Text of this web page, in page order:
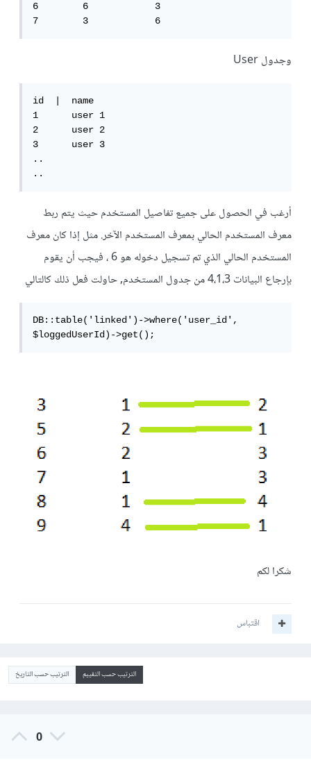
6        6            3
7        3            6
وجدول User
id  |  name
1      user 1
2      user 2
3      user 3
..
..
أرغب في الحصول على جميع تفاصيل المستخدم حيث يتم ربط
معرف المستخدم الحالي بمعرف المستخدم الآخر. مثل إذا كان معرف
المستخدم الحالي الذي تم تسجيل دخوله هو 6 ، فيجب أن يقوم
بإرجاع البيانات 4،1،3 من جدول المستخدم, حاولت فعل ذلك كالتالي
DB::table('linked')->where('user_id',
$loggedUserId)->get();
شكرا لكم
اقتباس
الترتيب حسب التقييم الترتيب حسب التاريخ
0